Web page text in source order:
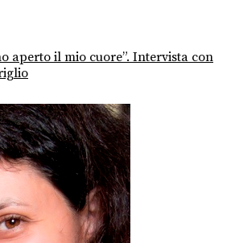
aperto il mio cuore”. Intervista con